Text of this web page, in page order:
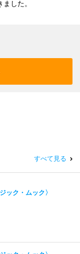
した。
すべて見る
ック・ムック〉